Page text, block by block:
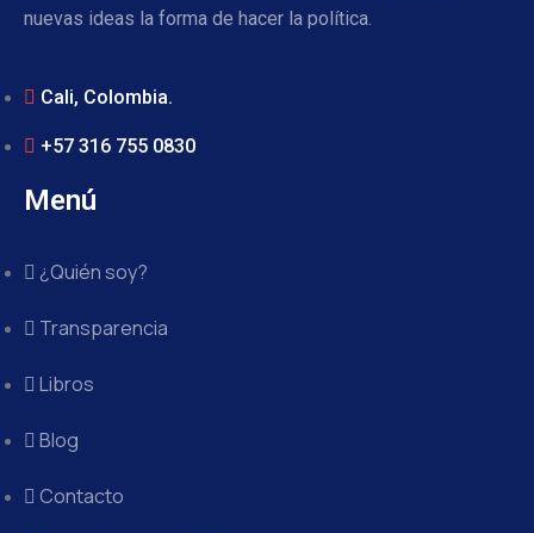
nuevas ideas la forma de hacer la política.
Cali, Colombia.
+57 316 755 0830
Menú
¿Quién soy?
Transparencia
Libros
Blog
Contacto